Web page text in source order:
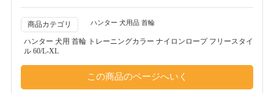
商品カテゴリ ハンター 犬用品 首輪
ハンター 犬用 首輪 トレーニングカラー ナイロンロープ フリースタイ
ル 60/L-XL